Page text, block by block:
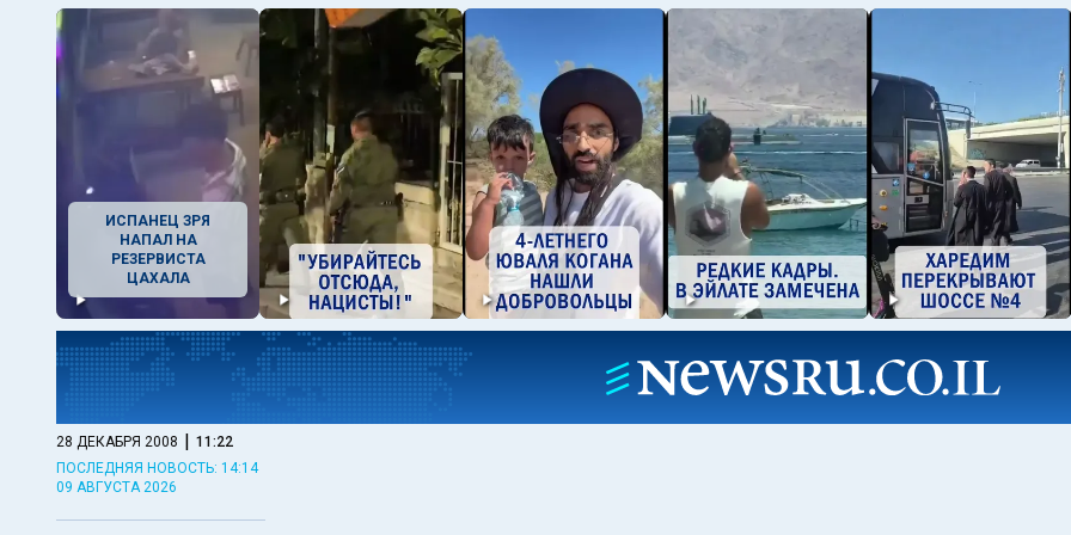
ИСПАНЕЦ ЗРЯ
НАПАЛ НА
РЕЗЕРВИСТА
ЦАХАЛА
28 ДЕКАБРЯ 2008 | 11:22
ПОСЛЕДНЯЯ НОВОСТЬ: 14:14
09 АВГУСТА 2026